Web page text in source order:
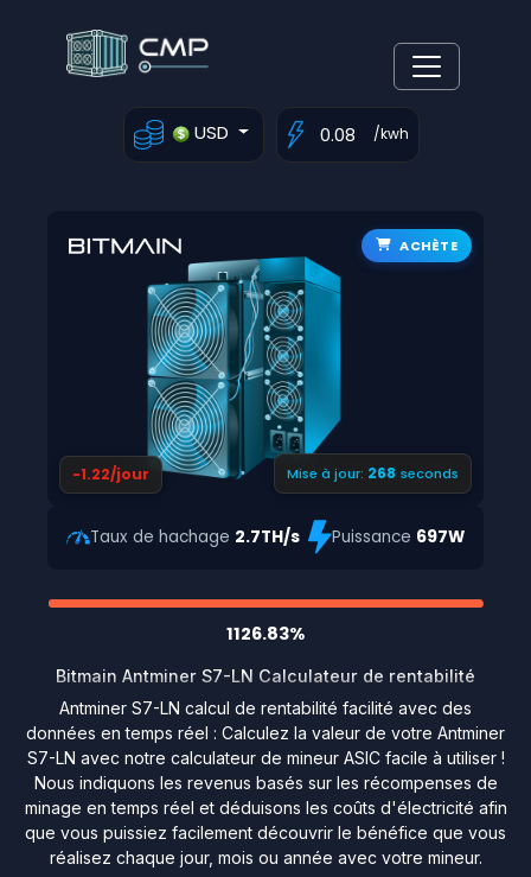
USD /kwh
ACHÈTE
-1.22/jour Mise à jour: 267 seconds
Taux de hachage 2.7TH/s Puissance 697W
1126.83%
Bitmain Antminer S7-LN Calculateur de rentabilité
Antminer S7-LN calcul de rentabilité facilité avec des
données en temps réel : Calculez la valeur de votre Antminer
S7-LN avec notre calculateur de mineur ASIC facile à utiliser !
Nous indiquons les revenus basés sur les récompenses de
minage en temps réel et déduisons les coûts d'électricité afin
que vous puissiez facilement découvrir le bénéfice que vous
réalisez chaque jour, mois ou année avec votre mineur.